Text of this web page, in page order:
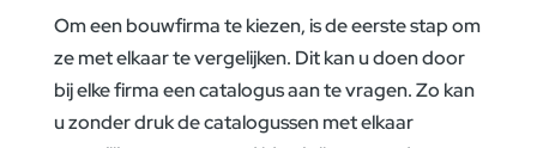
Om een bouwfirma te kiezen, is de eerste stap om
ze met elkaar te vergelijken. Dit kan u doen door
bij elke firma een catalogus aan te vragen. Zo kan
u zonder druk de catalogussen met elkaar